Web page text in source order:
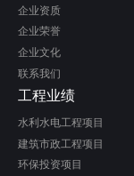
企业资质
企业荣誉
企业文化
联系我们
工程业绩
水利水电工程项目
建筑市政工程项目
环保投资项目